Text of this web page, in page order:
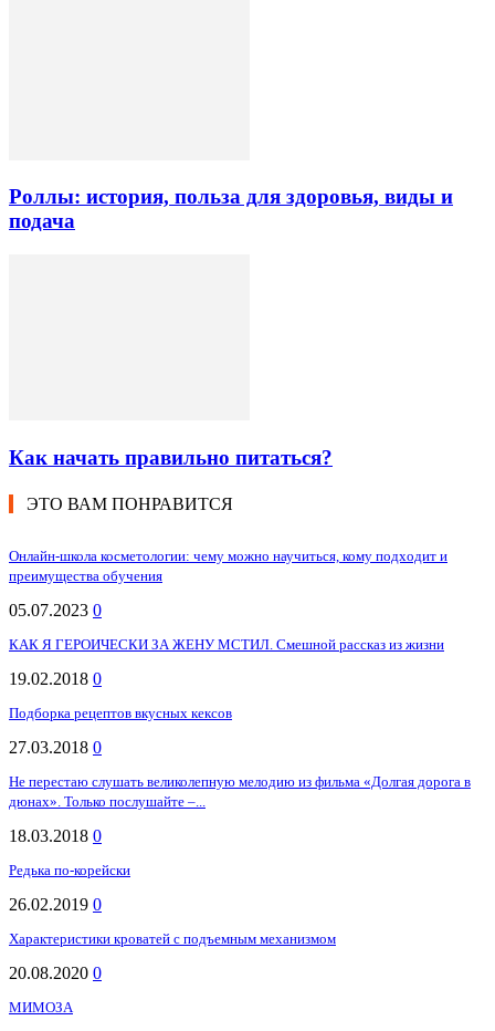
Роллы: история, польза для здоровья, виды и
подача
Как начать правильно питаться?
ЭТО ВАМ ПОНРАВИТСЯ
Онлайн-школа косметологии: чему можно научиться, кому подходит и
преимущества обучения
05.07.2023 0
КАК Я ГЕРОИЧЕСКИ ЗА ЖЕНУ МСТИЛ. Смешной рассказ из жизни
19.02.2018 0
Подборка рецептов вкусных кексов
27.03.2018 0
Не перестаю слушать великолепную мелодию из фильма «Долгая дорога в
дюнах». Только послушайте –...
18.03.2018 0
Редька по-корейски
26.02.2019 0
Характеристики кроватей с подъемным механизмом
20.08.2020 0
МИМОЗА